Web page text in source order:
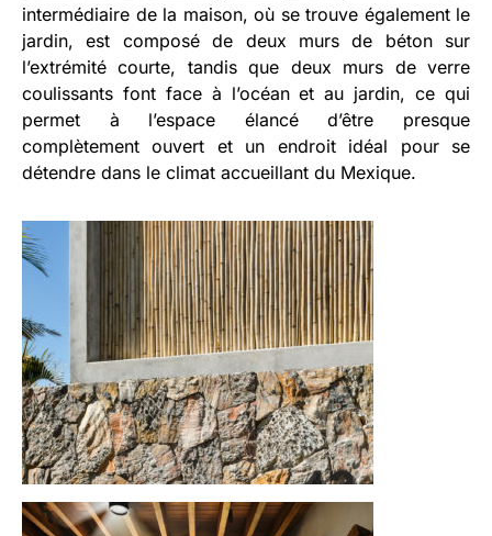
intermédiaire de la maison, où se trouve également le
jardin, est composé de deux murs de béton sur
l’extrémité courte, tandis que deux murs de verre
coulissants font face à l’océan et au jardin, ce qui
permet à l’espace élancé d’être presque
complètement ouvert et un endroit idéal pour se
détendre dans le climat accueillant du Mexique.